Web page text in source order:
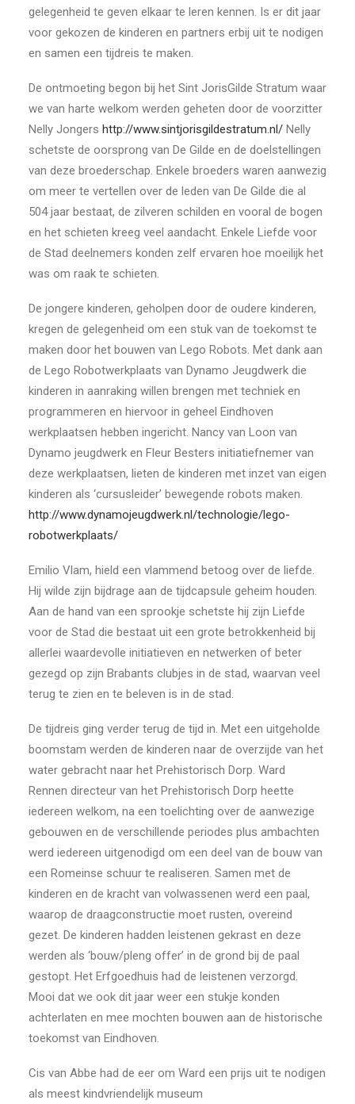
gelegenheid te geven elkaar te leren kennen. Is er dit jaar
voor gekozen de kinderen en partners erbij uit te nodigen
en samen een tijdreis te maken.
De ontmoeting begon bij het Sint JorisGilde Stratum waar
we van harte welkom werden geheten door de voorzitter
Nelly Jongers http://www.sintjorisgildestratum.nl/ Nelly
schetste de oorsprong van De Gilde en de doelstellingen
van deze broederschap. Enkele broeders waren aanwezig
om meer te vertellen over de leden van De Gilde die al
504 jaar bestaat, de zilveren schilden en vooral de bogen
en het schieten kreeg veel aandacht. Enkele Liefde voor
de Stad deelnemers konden zelf ervaren hoe moeilijk het
was om raak te schieten.
De jongere kinderen, geholpen door de oudere kinderen,
kregen de gelegenheid om een stuk van de toekomst te
maken door het bouwen van Lego Robots. Met dank aan
de Lego Robotwerkplaats van Dynamo Jeugdwerk die
kinderen in aanraking willen brengen met techniek en
programmeren en hiervoor in geheel Eindhoven
werkplaatsen hebben ingericht. Nancy van Loon van
Dynamo jeugdwerk en Fleur Besters initiatiefnemer van
deze werkplaatsen, lieten de kinderen met inzet van eigen
kinderen als ‘cursusleider’ bewegende robots maken.
http://www.dynamojeugdwerk.nl/technologie/lego-
robotwerkplaats/
Emilio Vlam, hield een vlammend betoog over de liefde.
Hij wilde zijn bijdrage aan de tijdcapsule geheim houden.
Aan de hand van een sprookje schetste hij zijn Liefde
voor de Stad die bestaat uit een grote betrokkenheid bij
allerlei waardevolle initiatieven en netwerken of beter
gezegd op zijn Brabants clubjes in de stad, waarvan veel
terug te zien en te beleven is in de stad.
De tijdreis ging verder terug de tijd in. Met een uitgeholde
boomstam werden de kinderen naar de overzijde van het
water gebracht naar het Prehistorisch Dorp. Ward
Rennen directeur van het Prehistorisch Dorp heette
iedereen welkom, na een toelichting over de aanwezige
gebouwen en de verschillende periodes plus ambachten
werd iedereen uitgenodigd om een deel van de bouw van
een Romeinse schuur te realiseren. Samen met de
kinderen en de kracht van volwassenen werd een paal,
waarop de draagconstructie moet rusten, overeind
gezet. De kinderen hadden leistenen gekrast en deze
werden als ‘bouw/pleng offer’ in de grond bij de paal
gestopt. Het Erfgoedhuis had de leistenen verzorgd.
Mooi dat we ook dit jaar weer een stukje konden
achterlaten en mee mochten bouwen aan de historische
toekomst van Eindhoven.
Cis van Abbe had de eer om Ward een prijs uit te nodigen
als meest kindvriendelijk museum